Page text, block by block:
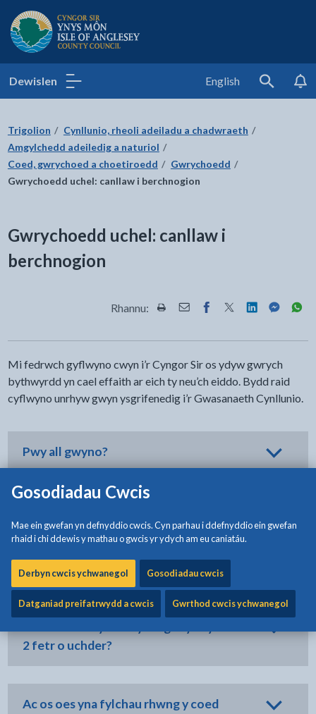
Gosodiadau Cwcis
Mae ein gwefan yn defnyddio cwcis. Cyn parhau i ddefnyddio ein gwefan
rhaid i chi ddewis y mathau o gwcis yr ydych am eu caniatáu.
Derbyn cwcis ychwanegol Gosodiadau cwcis
Datganiad preifatrwydd a cwcis Gwrthod cwcis ychwanegol
Cyngor Sir Ynys Môn
Dewislen English
Search
Trigolion
Cynllunio, rheoli adeiladu a chadwraeth
Amgylchedd adeiledig a naturiol
Coed, gwrychoed a choetiroedd
Gwrychoedd
Gwrychoedd uchel: canllaw i berchnogion
Gwrychoedd uchel: canllaw i
berchnogion
Rhannu: Rhannwch y dudalen hon wrth
Rhannwch y dudalen hon
Rhannwch y dudalen
Rhannwch y
Rhannwch y
Mi fedrwch gyflwyno cwyn i’r Cyngor Sir os ydyw gwrych
bythwyrdd yn cael effaith ar eich ty neu’ch eiddo. Bydd raid
cyflwyno unrhyw gwyn ysgrifenedig i’r Gwasanaeth Cynllunio.
Pwy all gwyno?
Oes yna ddiffiniad i “wrych uchel”?
2 fetr o uchder?
Ac os oes yna fylchau rhwng y coed